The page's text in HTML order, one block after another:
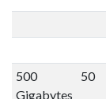
500
Gigabytes
50